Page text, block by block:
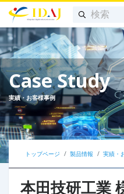
Case Study
実績・お客様事例
トップページ 製品情報 実績・
本田技研工業